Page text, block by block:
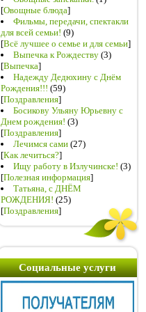
[Овощные блюда]
Фильмы, передачи, спектакли
для всей семьи! (9)
[Всё лучшее о семье и для семьи]
Выпечка к Рождеству (3)
[Выпечка]
Надежду Дедюхину с Днём
Рождения!!! (59)
[Поздравления]
Босикову Ульяну Юрьевну с
Днем рождения! (3)
[Поздравления]
Лечимся сами (27)
[Как лечиться?]
Ищу работу в Излучинске! (3)
[Полезная информация]
Татьяна, с ДНЁМ
РОЖДЕНИЯ! (25)
[Поздравления]
Социальные услуги